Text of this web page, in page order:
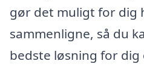
gør det muligt for dig
sammenligne, så du
bedste løsning for dig